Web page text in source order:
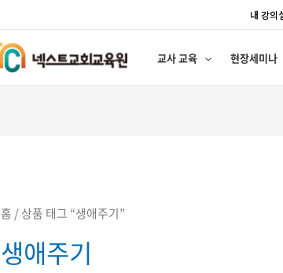
내 강의
교사 교육 현장세미나
홈 / 상품 태그 “생애주기”
생애주기